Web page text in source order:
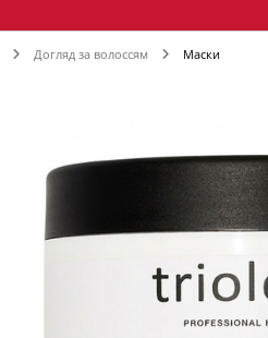
Догляд за волоссям Маски